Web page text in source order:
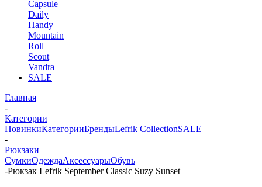
Capsule
Daily
Handy
Mountain
Roll
Scout
Vandra
SALE
Главная
-
Категории
НовинкиКатегорииБрендыLefrik CollectionSALE
-
Рюкзаки
СумкиОдеждаАксессуарыОбувь
-Рюкзак Lefrik September Classic Suzy Sunset